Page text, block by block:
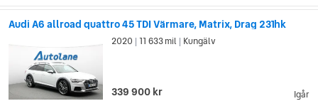
Audi A6 allroad quattro 45 TDI Värmare, Matrix, Drag 231hk
Igår
2020 11 633 mil Kungälv
339 900 kr